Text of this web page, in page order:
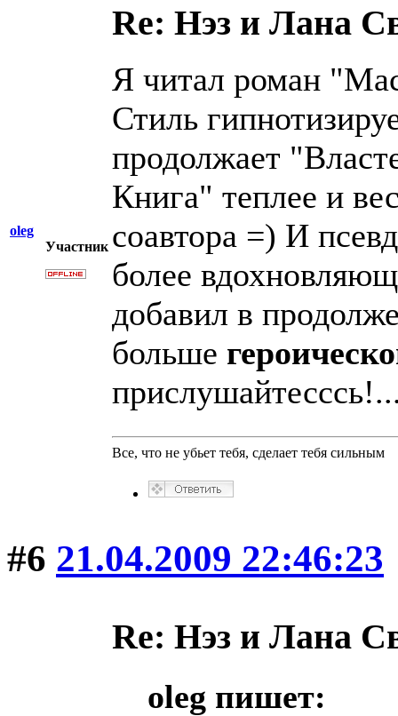
oleg
Участник
Re: Нэз и Лана
Я читал роман
Стиль
продолжает
Книга" теплее и
соавтора =) И
более
добавил в
больше
Все, что не убьет тебя, сделает тебя сильным
#6 21.04.2009 22:46:23
Re: Нэз и Лана
oleg пишет: